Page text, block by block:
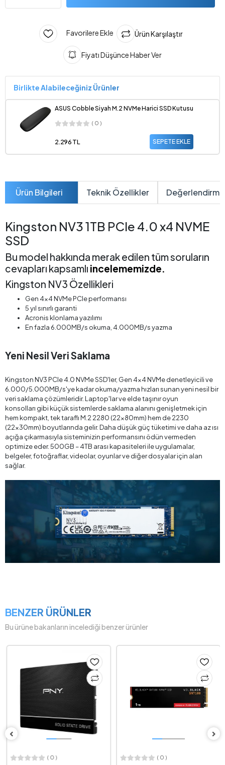
Favorilere Ekle Ürün Karşılaştır
Fiyatı Düşünce Haber Ver
Birlikte Alabileceğiniz Ürünler
ASUS Cobble Siyah M.2 NVMe Harici SSD Kutusu
( 0 )
2.296 TL SEPETE EKLE
Ürün Bilgileri Teknik Özellikler
Kingston NV3 1TB PCIe 4.0 x4 NVME
SSD
Bu model hakkında merak edilen tüm soruların
cevapları kapsamlı incelememizde.
Kingston NV3 Özellikleri
Gen 4x4 NVMe PCIe performansı
5 yıl sınırlı garanti
Acronis klonlama yazılımı
En fazla 6.000MB/s okuma, 4.000MB/s yazma
Yeni Nesil Veri Saklama
Kingston NV3 PCIe 4.0 NVMe SSD'ler, Gen 4x4 NVMe denetleyicili ve
6.000/5.000MB/s'ye kadar okuma/yazma hızları sunan yeni nesil bir
veri saklama çözümleridir. Laptop'lar ve elde taşınır oyun
konsolları gibi küçük sistemlerde saklama alanını genişletmek için
hem kompakt, tek taraflı M.2 2280 (22x80mm) hem de 2230
(22x30mm) boyutlarında gelir. Daha düşük güç tüketimi ve daha az ısı
açığa çıkarmasıyla sisteminizin performansını ödün vermeden
optimize eder. 500GB – 4TB arası kapasiteleri ile uygulamalar,
belgeler, fotoğraflar, videolar, oyunlar ve diğer dosyalar için alan
sağlar.
BENZER ÜRÜNLER
Bu ürüne bakanların incelediği benzer ürünler
( 0 ) ( 0 )